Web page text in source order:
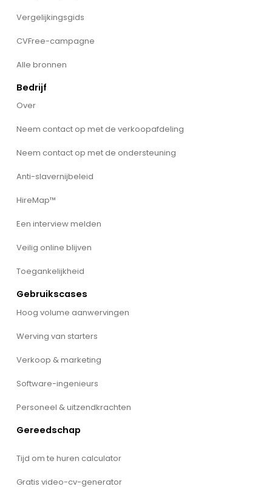
Vergelijkingsgids
CVFree-campagne
Alle bronnen
Bedrijf
Over
Neem contact op met de verkoopafdeling
Neem contact op met de ondersteuning
Anti-slavernijbeleid
HireMap™
Een interview melden
Veilig online blijven
Toegankelijkheid
Gebruikscases
Hoog volume aanwervingen
Werving van starters
Verkoop & marketing
Software-ingenieurs
Personeel & uitzendkrachten
Gereedschap
Tijd om te huren calculator
Gratis video-cv-generator